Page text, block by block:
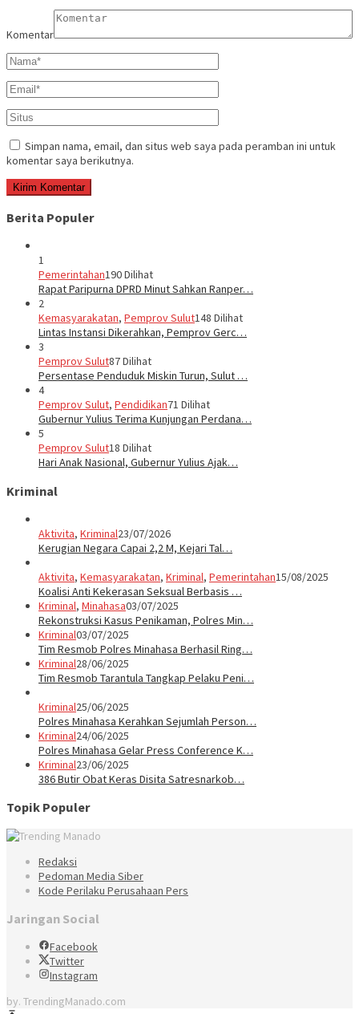
Komentar
Simpan nama, email, dan situs web saya pada peramban ini untuk
komentar saya berikutnya.
Berita Populer
1
Pemerintahan190 Dilihat
Rapat Paripurna DPRD Minut Sahkan Ranper…
2
Kemasyarakatan, Pemprov Sulut148 Dilihat
Lintas Instansi Dikerahkan, Pemprov Gerc…
3
Pemprov Sulut87 Dilihat
Persentase Penduduk Miskin Turun, Sulut …
4
Pemprov Sulut, Pendidikan71 Dilihat
Gubernur Yulius Terima Kunjungan Perdana…
5
Pemprov Sulut18 Dilihat
Hari Anak Nasional, Gubernur Yulius Ajak…
Kriminal
Aktivita, Kriminal23/07/2026
Kerugian Negara Capai 2,2 M, Kejari Tal…
Aktivita, Kemasyarakatan, Kriminal, Pemerintahan15/08/2025
Koalisi Anti Kekerasan Seksual Berbasis …
Kriminal, Minahasa03/07/2025
Rekonstruksi Kasus Penikaman, Polres Min…
Kriminal03/07/2025
Tim Resmob Polres Minahasa Berhasil Ring…
Kriminal28/06/2025
Tim Resmob Tarantula Tangkap Pelaku Peni…
Kriminal25/06/2025
Polres Minahasa Kerahkan Sejumlah Person…
Kriminal24/06/2025
Polres Minahasa Gelar Press Conference K…
Kriminal23/06/2025
386 Butir Obat Keras Disita Satresnarkob…
Topik Populer
Redaksi
Pedoman Media Siber
Kode Perilaku Perusahaan Pers
Jaringan Social
Facebook
Twitter
Instagram
by. TrendingManado.com